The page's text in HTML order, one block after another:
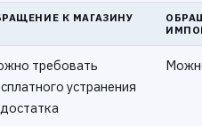
К МАГАЗИНУ
требовать
устранения